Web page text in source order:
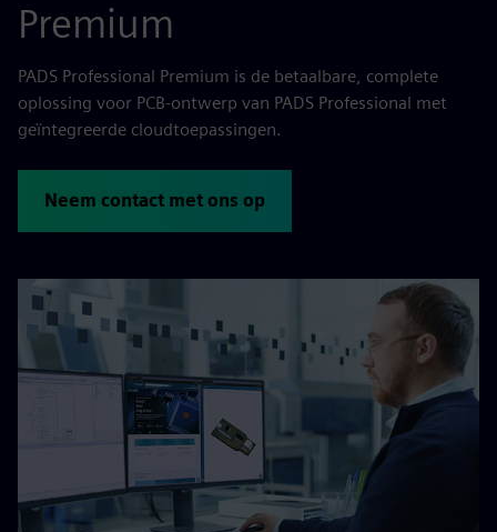
Premium
PADS Professional Premium is de betaalbare, complete
oplossing voor PCB-ontwerp van PADS Professional met
geïntegreerde cloudtoepassingen.
Neem contact met ons op